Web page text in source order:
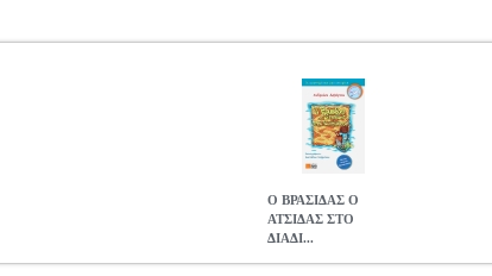
Ο ΒΡΑΣΙΔΑΣ Ο
ΑΤΣΙΔΑΣ ΣΤΟ
ΔΙΑΔΙ...